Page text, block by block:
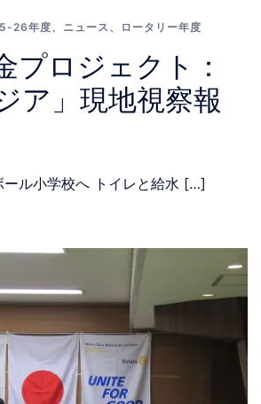
26年度、 ニュース 、 ロータリー年度
プロジェクト：
ア」現地視察報
ール小学校へ トイレと給水 […]